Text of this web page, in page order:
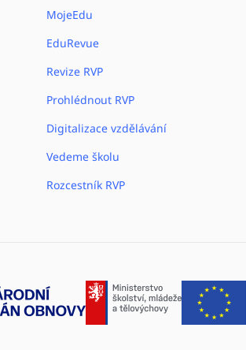
MojeEdu
EduRevue
Revize RVP
Prohlédnout RVP
Digitalizace vzdělávání
Vedeme školu
Rozcestník RVP